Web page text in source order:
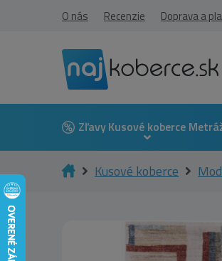
O nás Recenzie Doprava a
ZľavyKusové koberce
Kusové koberce